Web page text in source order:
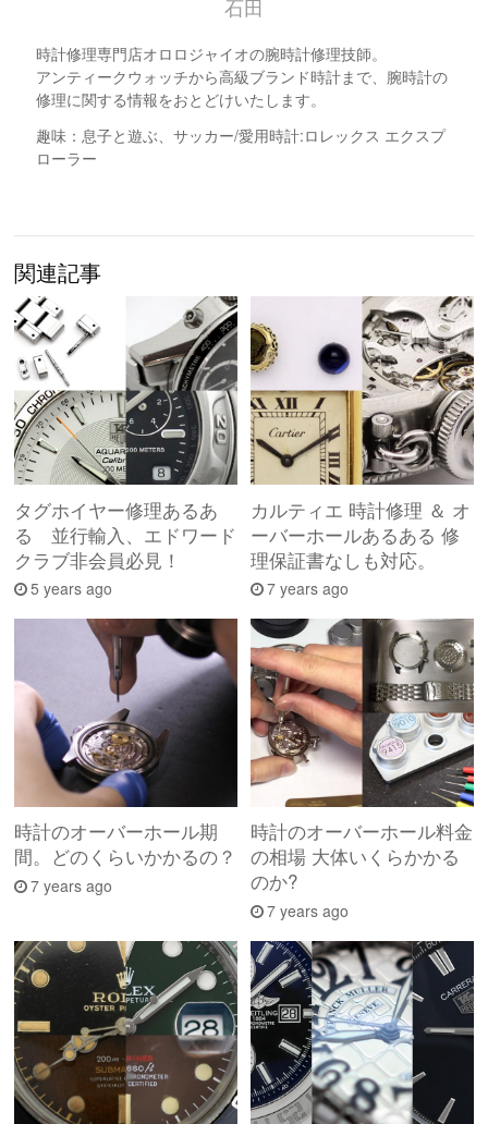
石田
時計修理専門店オロロジャイオの腕時計修理技師。
アンティークウォッチから高級ブランド時計まで、腕時計の
修理に関する情報をおとどけいたします。
趣味：息子と遊ぶ、サッカー/愛用時計:ロレックス エクスプ
ローラー
関連記事
タグホイヤー修理あるあ
る 並行輸入、エドワード
クラブ非会員必見！
5 years ago
カルティエ 時計修理 ＆ オ
ーバーホールあるある 修
理保証書なしも対応。
7 years ago
時計のオーバーホール期
間。どのくらいかかるの？
7 years ago
時計のオーバーホール料金
の相場 大体いくらかかる
のか?
7 years ago